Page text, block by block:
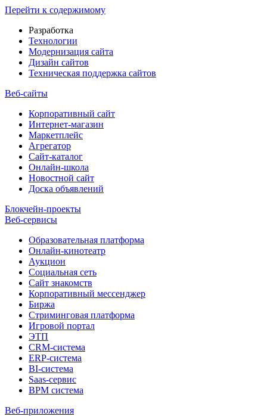
Перейти к содержимому
Разработка
Технологии
Модернизация сайта
Дизайн сайтов
Техническая поддержка сайтов
Веб-сайты
Корпоративный сайт
Интернет-магазин
Маркетплейс
Агрегатор
Сайт-каталог
Онлайн-школа
Новостной сайт
Доска объявлений
Блокчейн-проекты
Веб-сервисы
Образовательная платформа
Онлайн-кинотеатр
Аукцион
Социальная сеть
Сайт знакомств
Корпоративный мессенджер
Биржа
Стриминговая платформа
Игровой портал
ЭТП
CRM-система
ERP-система
BI-система
Saas-сервис
BPM система
Веб-приложения